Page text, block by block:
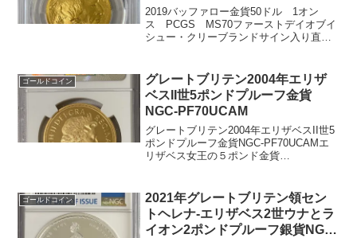
ンドサイン入り
2019バッファロー金貨50ドル 1オン
ス PCGS MS70ファーストデイオブイ
シュー・クリーブランドサイン入り直径
行され、MS仕上げとプルーフ...
ゴールドコイン
グレートブリテン2004年エリザ
ベスII世5ポンドプルーフ金貨
NGC-PF70UCAM
グレートブリテン2004年エリザベスII世5
ポンドプルーフ金貨NGC-PF70UCAMエ
リザベス女王の５ポンド金貨
Broadleyエリザベ...
ゴールドコイン
2021年グレートブリテン領セン
トヘレナ-エリザベス2世ウナとラ
イオン2ポンドプルーフ銀貨NGC